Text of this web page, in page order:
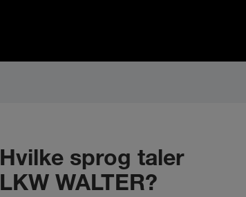
Hvilke sprog taler
LKW WALTER?